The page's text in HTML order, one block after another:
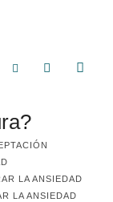
LA ANSIEDAD
LA ANSIEDAD